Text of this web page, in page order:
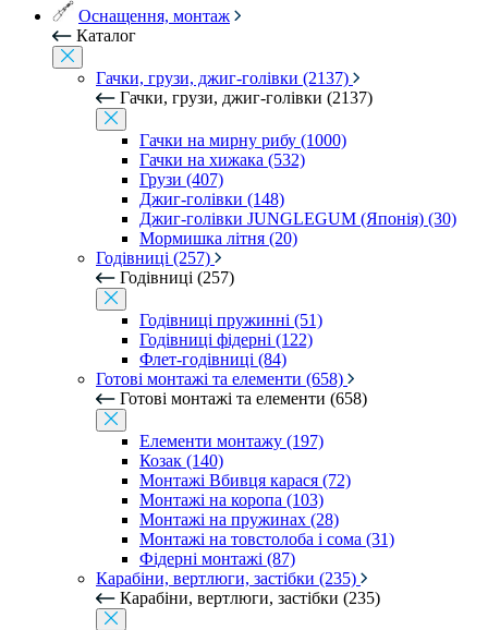
Оснащення, монтаж
Каталог
Гачки, грузи, джиг-голівки (2137)
Гачки, грузи, джиг-голівки (2137)
Гачки на мирну рибу (1000)
Гачки на хижака (532)
Грузи (407)
Джиг-голівки (148)
Джиг-голівки JUNGLEGUM (Японія) (30)
Мормишка літня (20)
Годівниці (257)
Годівниці (257)
Годівниці пружинні (51)
Годівниці фідерні (122)
Флет-годівниці (84)
Готові монтажі та елементи (658)
Готові монтажі та елементи (658)
Елементи монтажу (197)
Козак (140)
Монтажі Вбивця карася (72)
Монтажі на коропа (103)
Монтажі на пружинах (28)
Монтажі на товстолоба і сома (31)
Фідерні монтажі (87)
Карабіни, вертлюги, застібки (235)
Карабіни, вертлюги, застібки (235)